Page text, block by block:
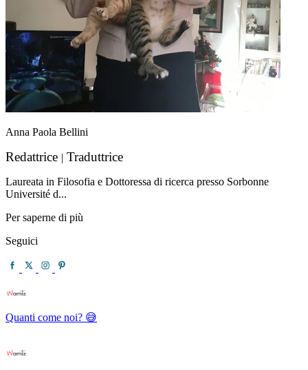
Anna Paola Bellini
Redattrice | Traduttrice
Laureata in Filosofia e Dottoressa di ricerca presso Sorbonne
Université d...
Per saperne di più
Seguici
Quanti come noi? 😅